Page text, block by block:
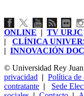
ONLINE | TV URJC
| CLÍNICA
| INNOVACIÓN
© Universidad Rey
privacidad | Política de
contratante | Sede